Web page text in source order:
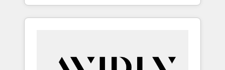
specialize in both strategic RevOps planning
and hands-on technical execution - building
Services - Managed IT (MSP) - Franchises -